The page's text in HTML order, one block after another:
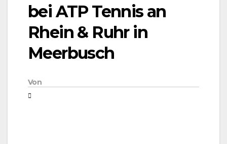
bei ATP Tennis an
Rhein & Ruhr in
Meerbusch
Von